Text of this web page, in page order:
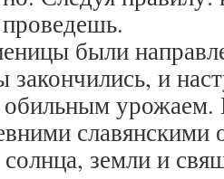
были
закончились, и
обильным
славянскими
земли и